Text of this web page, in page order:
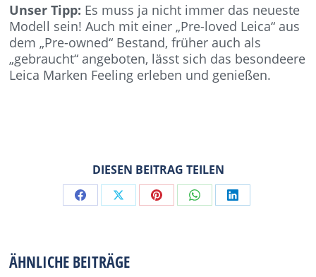
Unser Tipp: Es muss ja nicht immer das neueste
Modell sein! Auch mit einer „Pre-loved Leica“ aus
dem „Pre-owned“ Bestand, früher auch als
„gebraucht“ angeboten, lässt sich das besondeere
Leica Marken Feeling erleben und genießen.
DIESEN BEITRAG TEILEN
Share Share Share Share Share
ÄHNLICHE BEITRÄGE